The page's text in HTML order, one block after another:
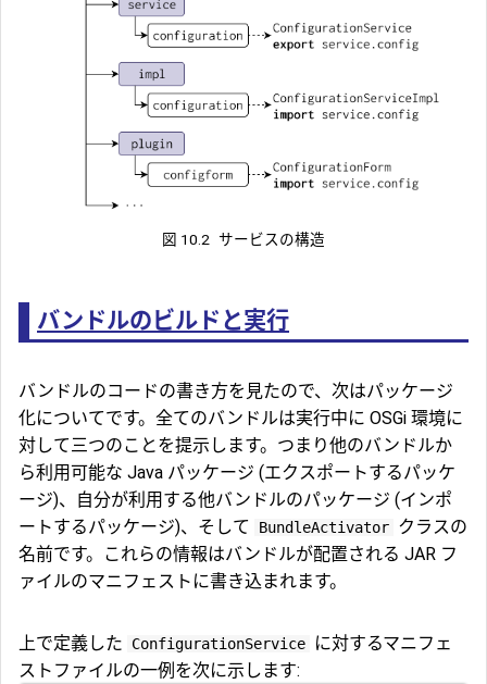
図 10.2 サービスの構造
バンドルのビルドと実行
バンドルのコードの書き方を見たので、次はパッケージ
化についてです。全てのバンドルは実行中に OSGi 環境に
対して三つのことを提示します。つまり他のバンドルか
ら利用可能な Java パッケージ (エクスポートするパッケ
ージ)、自分が利用する他バンドルのパッケージ (インポ
ートするパッケージ)、そして
BundleActivator クラスの
名前です。これらの情報はバンドルが配置される JAR フ
ァイルのマニフェストに書き込まれます。
上で定義した ConfigurationService
に対するマニフェ
ストファイルの一例を次に示します: